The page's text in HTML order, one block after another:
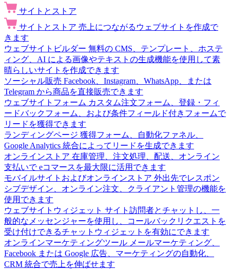
サイトとストア
サイトとストア 売上につながるウェブサイトを作成で
きます
ウェブサイトビルダー 無料の CMS、テンプレート、ホステ
ィング、AI による画像やテキストの生成機能を使用して素
晴らしいサイトを作成できます
ソーシャル販売 Facebook、Instagram、WhatsApp、または
Telegram から商品を直接販売できます
ウェブサイトフォーム カスタム注文フォーム、登録・フィ
ードバックフォーム、および条件フィールド付きフォームで
リードを獲得できます
ランディングページ 獲得フォーム、自動化ファネル、
Google Analytics 統合によってリードを生成できます
オンラインストア 在庫管理、注文処理、配送、オンライン
支払いで eコマースを最大限に活用できます
モバイルサイトおよびオンラインストア 外出先でレスポン
シブデザイン、オンライン注文、クライアント管理の機能を
使用できます
ウェブサイトウィジェット サイト訪問者とチャットし、一
般的なメッセンジャーを使用し、コールバックリクエストを
受け付けできるチャットウィジェットを有効にできます
オンラインマーケティングツール メールマーケティング、
Facebook または Google 広告、マーケティングの自動化、
CRM 統合で売上を伸ばせます